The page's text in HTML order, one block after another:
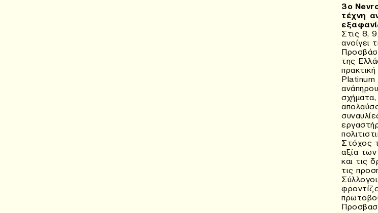
3ο
τέχνη
Στις 8,
ανοίγει
της
Platinum
σχήματα,
Στόχος
αξία των
και τις
τις